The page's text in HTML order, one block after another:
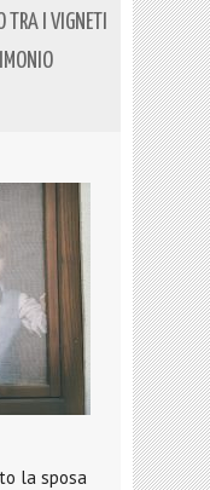
TRA I VIGNETI
la sposa